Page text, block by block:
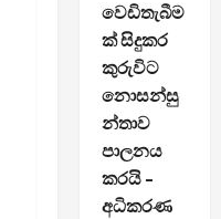
වෙඩිතැබීම
ක් සිදුකර
කුරුවිට
නොසන්සු
න්තාව
පාලනය
කරයි –
අධිකරණ